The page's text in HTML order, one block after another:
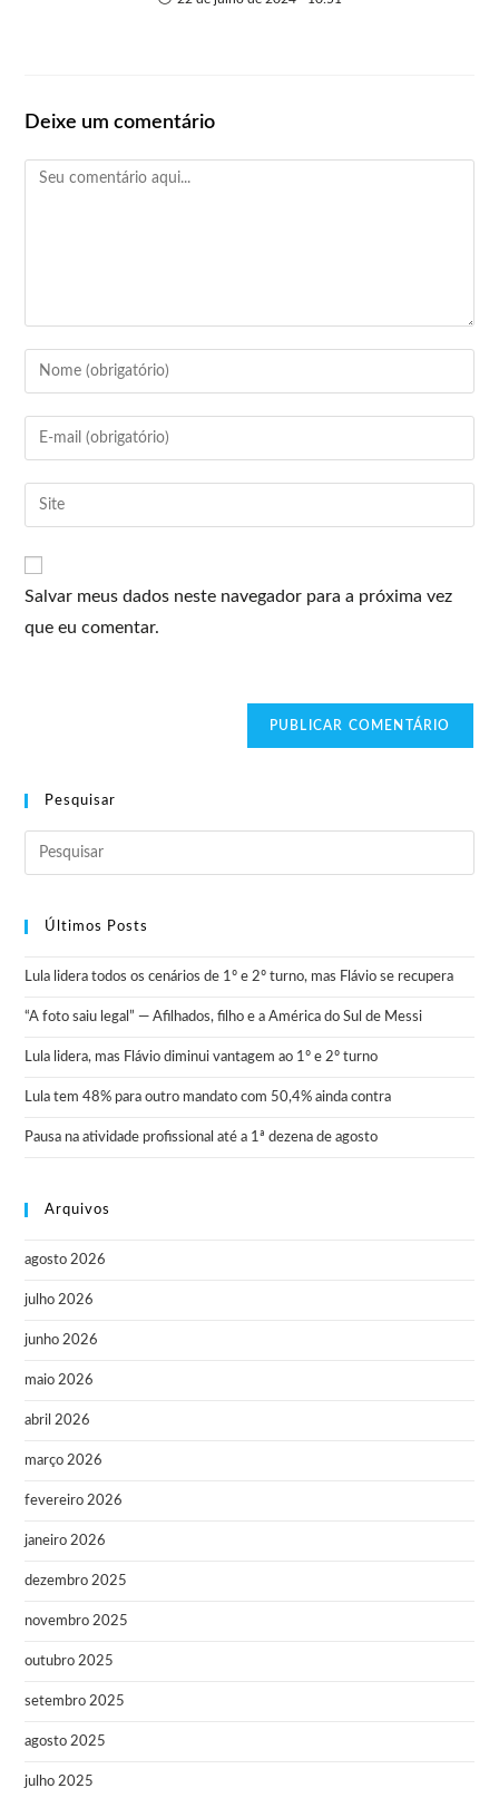
Deixe um comentário
Salvar meus dados neste navegador para a próxima vez
que eu comentar.
Pesquisar
Últimos Posts
Lula lidera todos os cenários de 1º e 2º turno, mas Flávio se recupera
“A foto saiu legal” — Afilhados, filho e a América do Sul de Messi
Lula lidera, mas Flávio diminui vantagem ao 1º e 2º turno
Lula tem 48% para outro mandato com 50,4% ainda contra
Pausa na atividade profissional até a 1ª dezena de agosto
Arquivos
agosto 2026
julho 2026
junho 2026
maio 2026
abril 2026
março 2026
fevereiro 2026
janeiro 2026
dezembro 2025
novembro 2025
outubro 2025
setembro 2025
agosto 2025
julho 2025